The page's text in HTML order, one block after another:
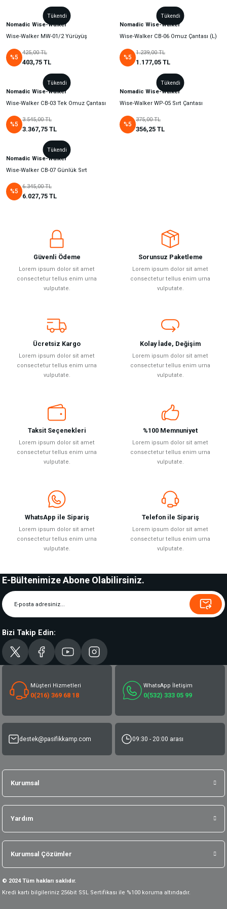
Tükendi
Nomadic Wise-Walker
Wise-Walker MW-01/2 Yürüyüş
%5
425,00 TL
403,75 TL
Tükendi
Nomadic Wise-Walker
Wise-Walker CB-06 Omuz Çantası (L)
%5
1.239,00 TL
1.177,05 TL
Tükendi
Nomadic Wise-Walker
Wise-Walker CB-03 Tek Omuz Çantası
%5
3.545,00 TL
3.367,75 TL
Tükendi
Nomadic Wise-Walker
Wise-Walker WP-05 Sırt Çantası
%5
375,00 TL
356,25 TL
Tükendi
Nomadic Wise-Walker
Wise-Walker CB-07 Günlük Sırt
%5
6.345,00 TL
6.027,75 TL
Güvenli Ödeme
Lorem ipsum dolor sit amet
consectetur tellus enim urna
vulputate.
Sorunsuz Paketleme
Lorem ipsum dolor sit amet
consectetur tellus enim urna
vulputate.
Ücretsiz Kargo
Lorem ipsum dolor sit amet
consectetur tellus enim urna
vulputate.
Kolay İade, Değişim
Lorem ipsum dolor sit amet
consectetur tellus enim urna
vulputate.
Taksit Seçenekleri
Lorem ipsum dolor sit amet
consectetur tellus enim urna
vulputate.
%100 Memnuniyet
Lorem ipsum dolor sit amet
consectetur tellus enim urna
vulputate.
WhatsApp ile Sipariş
Lorem ipsum dolor sit amet
consectetur tellus enim urna
vulputate.
Telefon ile Sipariş
Lorem ipsum dolor sit amet
consectetur tellus enim urna
vulputate.
E-Bültenimize Abone Olabilirsiniz.
Bizi Takip Edin:
Müşteri Hizmetleri
0(216) 369 68 18
WhatsApp İletişim
0(532) 333 05 99
destek@pasifikkamp.com 09:30 - 20:00 arası
Kurumsal
Yardım
Kurumsal Çözümler
© 2024 Tüm hakları saklıdır.
Kredi kartı bilgileriniz 256bit SSL Sertifikası ile %100 koruma altındadır.